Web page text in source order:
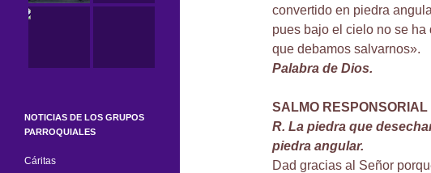
convertido en piedra
pues bajo el cielo no se ha
que debamos salvarnos».
Palabra de Dios.
SALMO RESPONSORIAL
R. La piedra que
piedra angular.
Dad gracias al Señor
NOTICIAS DE LOS GRUPOS
PARROQUIALES
Cáritas